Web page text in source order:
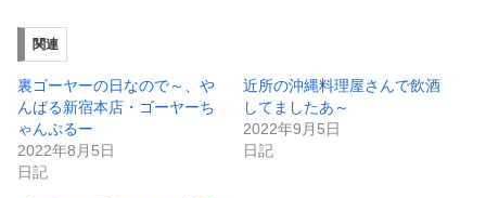
ウ
ィ
ン
ウ
で
開
き
ま
す
い
(
新
い
ウ
関連
裏ゴーヤーの日なので～、や
んばる新宿本店・ゴーヤーち
ゃんぷるー
2022年8月5日
日記
近所の沖縄料理屋さんで飲酒
してましたあ～
2022年9月5日
日記